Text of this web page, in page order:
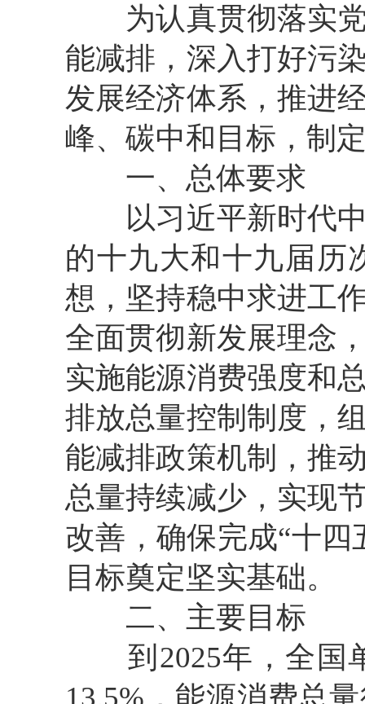
为认真贯彻落实党
能减排，深入打好污
发展经济体系，推进
峰、碳中和目标，制
一、总体要求
以习近平新时代中
的十九大和十九届历
想，坚持稳中求进工
全面贯彻新发展理念
实施能源消费强度和
排放总量控制制度，
能减排政策机制，推
总量持续减少，实现
改善，确保完成“十
目标奠定坚实基础。
二、主要目标
到2025年，全国单
13.5%，能源消费总